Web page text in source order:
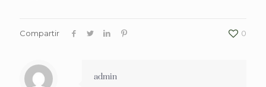
Compartir 0
admin